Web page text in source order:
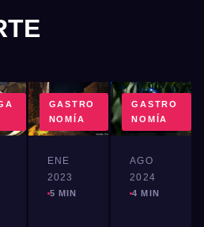
GASTRO
NOMÍA
ENE
2023
5 MIN
GASTRO
NOMÍA
AGO
2024
4 MIN